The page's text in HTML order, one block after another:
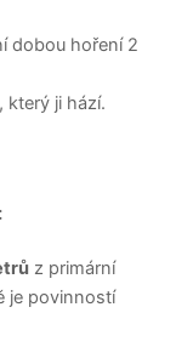
dobou hoření 2
který ji hází.
z primární
je povinností